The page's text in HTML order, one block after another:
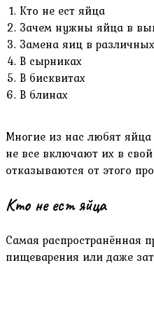
Кто не ест яйца
Зачем нужны яйца в
Замена яиц в
В сырниках
В бисквитах
В блинах
Многие из нас любят яйца
не все включают их в
отказываются от этого
Кто не ест яйца
Самая распространённая
пищеварения или даже